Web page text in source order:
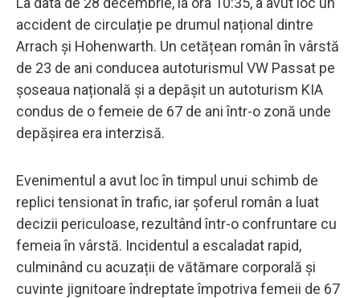
accident de circulație pe drumul național dintre
Arrach și Hohenwarth. Un cetățean român în vârstă
de 23 de ani conducea autoturismul VW Passat pe
șoseaua națională și a depășit un autoturism KIA
condus de o femeie de 67 de ani într-o zonă unde
depășirea era interzisă.
Evenimentul a avut loc în timpul unui schimb de
replici tensionat în trafic, iar șoferul român a luat
decizii periculoase, rezultând într-o confruntare cu
femeia în vârstă. Incidentul a escaladat rapid,
culminând cu acuzații de vătămare corporală și
cuvinte jignitoare îndreptate împotriva femeii de 67